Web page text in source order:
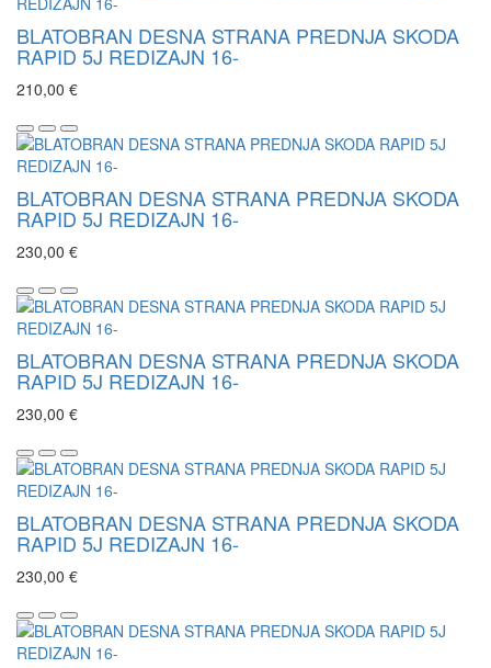
BLATOBRAN DESNA STRANA PREDNJA SKODA
RAPID 5J REDIZAJN 16-
210,00 €
BLATOBRAN DESNA STRANA PREDNJA SKODA
RAPID 5J REDIZAJN 16-
230,00 €
BLATOBRAN DESNA STRANA PREDNJA SKODA
RAPID 5J REDIZAJN 16-
230,00 €
BLATOBRAN DESNA STRANA PREDNJA SKODA
RAPID 5J REDIZAJN 16-
230,00 €